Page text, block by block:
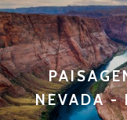
NEVADA -